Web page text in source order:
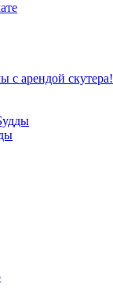
с арендой скутера!